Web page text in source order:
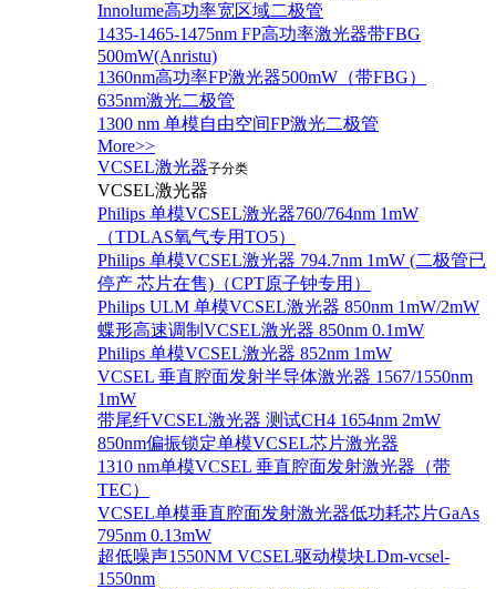
Innolume高功率宽区域二极管
1435-1465-1475nm FP高功率激光器带FBG
500mW(Anristu)
1360nm高功率FP激光器500mW（带FBG）
635nm激光二极管
1300 nm 单模自由空间FP激光二极管
More>>
VCSEL激光器子分类
VCSEL激光器
Philips 单模VCSEL激光器760/764nm 1mW
（TDLAS氧气专用TO5）
Philips 单模VCSEL激光器 794.7nm 1mW (二极管已
停产 芯片在售)（CPT原子钟专用）
Philips ULM 单模VCSEL激光器 850nm 1mW/2mW
蝶形高速调制VCSEL激光器 850nm 0.1mW
Philips 单模VCSEL激光器 852nm 1mW
VCSEL 垂直腔面发射半导体激光器 1567/1550nm
1mW
带尾纤VCSEL激光器 测试CH4 1654nm 2mW
850nm偏振锁定单模VCSEL芯片激光器
1310 nm单模VCSEL 垂直腔面发射激光器（带
TEC）
VCSEL单模垂直腔面发射激光器低功耗芯片GaAs
795nm 0.13mW
超低噪声1550NM VCSEL驱动模块LDm-vcsel-
1550nm